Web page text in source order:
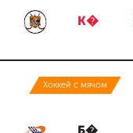
К�
Хоккей с мячом